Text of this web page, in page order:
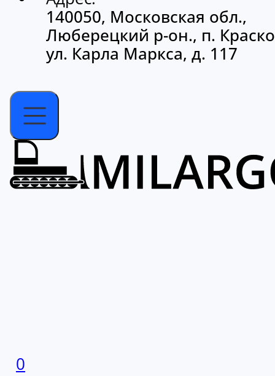
140050, Московская обл.,
Люберецкий р-он., п.
ул. Карла Маркса, д. 117
0